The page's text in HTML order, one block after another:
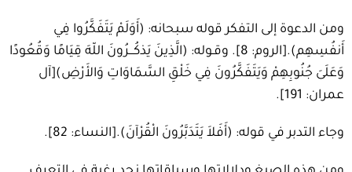
ومن الدعوة إلى التفكر قوله سبحانه: (أَوَلَمْ يَتَفَكَّرُوا فِي
أَنفُسِهِم).[الروم: 8]. وقـوله: (الَّذِينَ يَذكُـــرُونَ اللّهَ قِيَامًا وَقُعُودًا
وَعَلَىَ جُنُوبِهِمْ وَيَتَفَكَّرُونَ فِي خَلْقِ السَّمَاوَاتِ وَالأَرْضِ)[آل
عمران: 191].
وجاء التدبر في قوله: (أَفَلاَ يَتَدَبَّرُونَ الْقُرْآنَ).[النساء: 82].